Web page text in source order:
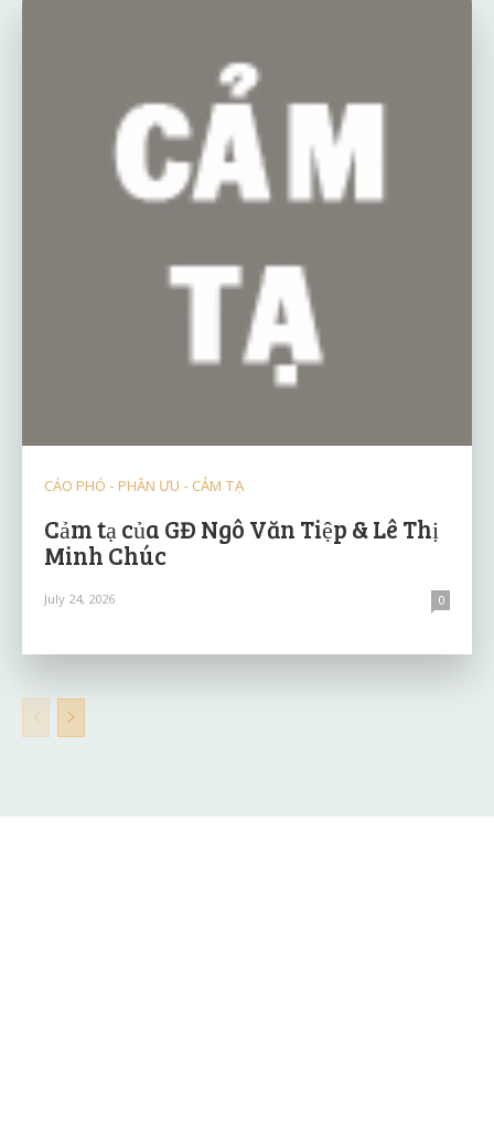
CÁO PHÓ - PHÂN ƯU - CẢM TẠ
Cảm tạ của GĐ Ngô Văn Tiệp & Lê Thị
Minh Chúc
July 24, 2026 0